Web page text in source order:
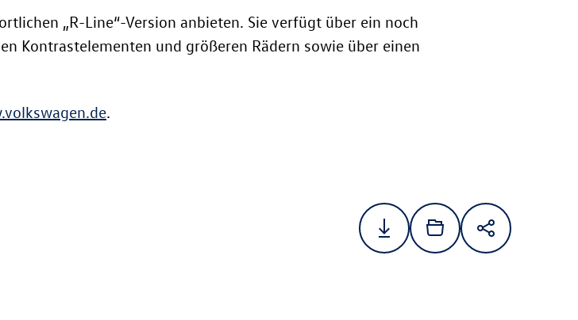
„R-Line“-Version anbieten. Sie verfügt über ein noch
Kontrastelementen und größeren Rädern sowie über einen
.